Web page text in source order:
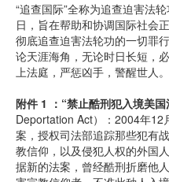
“追查国际”全称为追查迫害法
日，旨在帮助和协调国际社会
彻底追查迫害法轮功的一切罪
论天涯海角，无论时日长短，
上法庭，严惩凶手，警醒世人。
附件 1 ：“禁止酷刑犯入境美国
Deportation Act）：2004年12
案，授权司法部追踪那些犯有
教信仰，以及侵犯人权的外国
据新的法案，曾经酷刑折磨他